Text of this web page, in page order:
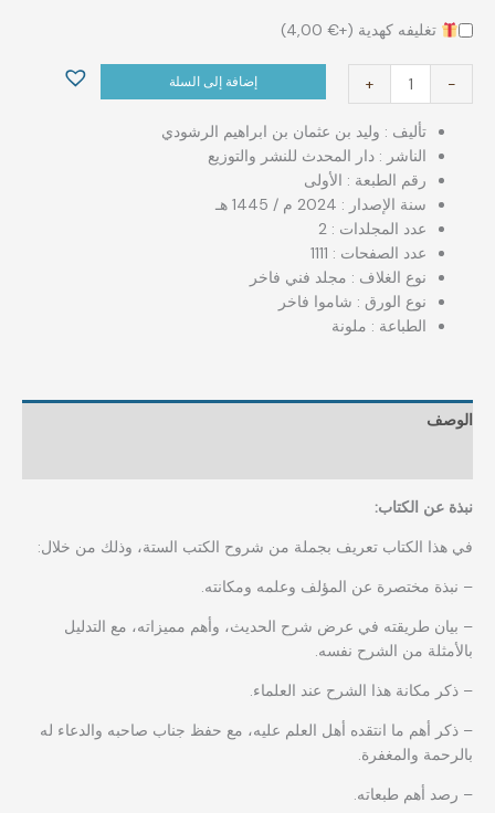
تغليفه كهدية (+ 4,00€
)
-
+ إضافة إلى السلة
تأليف : ‏وليد بن عثمان بن ابراهيم الرشودي
الناشر : دار المحدث للنشر والتوزيع
رقم الطبعة : الأولى
سنة الإصدار : 2024 م / 1445 هـ
عدد المجلدات : 2
عدد الصفحات : 1111
نوع الغلاف : مجلد فني فاخر
نوع الورق : شاموا فاخر
الطباعة : ملونة
الوصف
نبذة عن الكتاب:
في هذا الكتاب تعريف بجملة من شروح الكتب الستة، وذلك من خلال:
– نبذة مختصرة عن المؤلف وعلمه ومكانته.
– بيان طريقته في عرض شرح الحديث، وأهم مميزاته، مع التدليل
بالأمثلة من الشرح نفسه.
– ذكر مكانة هذا الشرح عند العلماء.
– ذكر أهم ما انتقده أهل العلم عليه، مع حفظ جناب صاحبه والدعاء له
بالرحمة والمغفرة.
– رصد أهم طبعاته.